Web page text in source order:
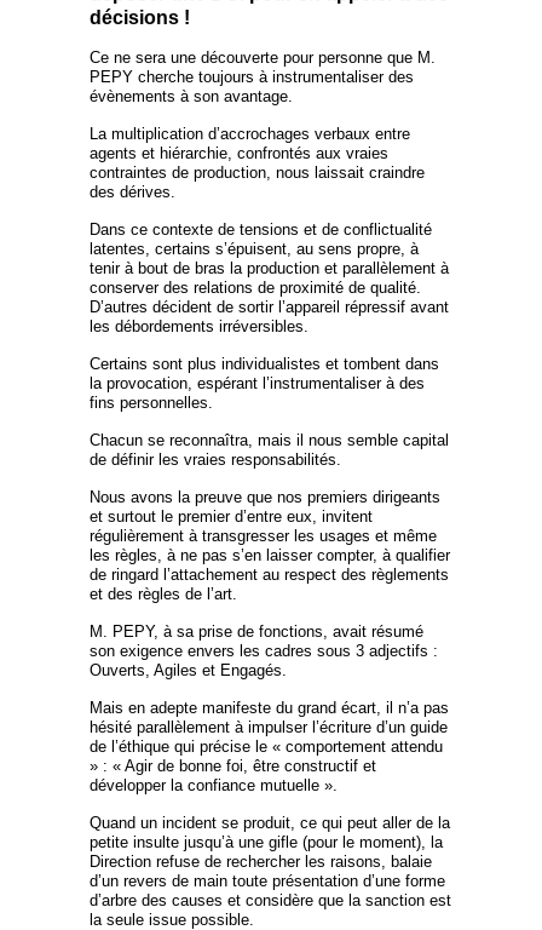
décisions !
Ce ne sera une découverte pour personne que M.
PEPY cherche toujours à instrumentaliser des
évènements à son avantage.
La multiplication d’accrochages verbaux entre
agents et hiérarchie, confrontés aux vraies
contraintes de production, nous laissait craindre
des dérives.
Dans ce contexte de tensions et de conflictualité
latentes, certains s’épuisent, au sens propre, à
tenir à bout de bras la production et parallèlement à
conserver des relations de proximité de qualité.
D’autres décident de sortir l’appareil répressif avant
les débordements irréversibles.
Certains sont plus individualistes et tombent dans
la provocation, espérant l’instrumentaliser à des
fins personnelles.
Chacun se reconnaîtra, mais il nous semble capital
de définir les vraies responsabilités.
Nous avons la preuve que nos premiers dirigeants
et surtout le premier d’entre eux, invitent
régulièrement à transgresser les usages et même
les règles, à ne pas s’en laisser compter, à qualifier
de ringard l’attachement au respect des règlements
et des règles de l’art.
M. PEPY, à sa prise de fonctions, avait résumé
son exigence envers les cadres sous 3 adjectifs :
Ouverts, Agiles et Engagés.
Mais en adepte manifeste du grand écart, il n’a pas
hésité parallèlement à impulser l’écriture d’un guide
de l’éthique qui précise le « comportement attendu
» : « Agir de bonne foi, être constructif et
développer la confiance mutuelle ».
Quand un incident se produit, ce qui peut aller de la
petite insulte jusqu’à une gifle (pour le moment), la
Direction refuse de rechercher les raisons, balaie
d’un revers de main toute présentation d’une forme
d’arbre des causes et considère que la sanction est
la seule issue possible.